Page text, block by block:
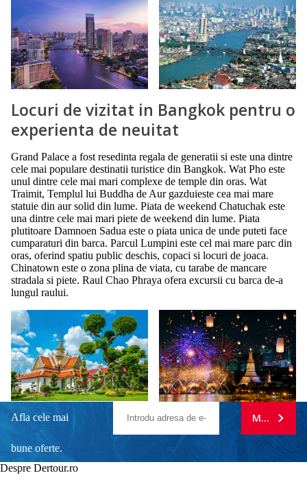
Locuri de vizitat in Bangkok pentru o
experienta de neuitat
Grand Palace a fost resedinta regala de generatii si este una dintre
cele mai populare destinatii turistice din Bangkok. Wat Pho este
unul dintre cele mai mari complexe de temple din oras. Wat
Traimit, Templul lui Buddha de Aur gazduieste cea mai mare
statuie din aur solid din lume. Piata de weekend Chatuchak este
una dintre cele mai mari piete de weekend din lume. Piata
plutitoare Damnoen Sadua este o piata unica de unde puteti face
cumparaturi din barca. Parcul Lumpini este cel mai mare parc din
oras, oferind spatiu public deschis, copaci si locuri de joaca.
Chinatown este o zona plina de viata, cu tarabe de mancare
stradala si piete. Raul Chao Phraya ofera excursii cu barca de-a
lungul raului.
Afla cele mai
bune oferte.
MA
Despre Dertour.ro